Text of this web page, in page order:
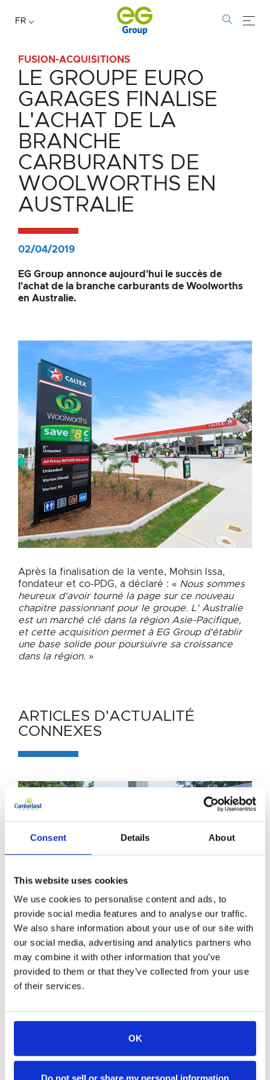
Consent Details About
This website uses cookies
We use cookies to personalise content and ads, to
provide social media features and to analyse our traffic.
We also share information about your use of our site with
our social media, advertising and analytics partners who
may combine it with other information that you’ve
provided to them or that they’ve collected from your use
of their services.
OK
Do not sell or share my personal information
FR
FUSION-ACQUISITIONS
Le
groupe
Euro
Garages
finalise
l'achat
de
branche
de
Woolworths
en
Australie
LE GROUPE EURO
GARAGES FINALISE
L'ACHAT DE LA
BRANCHE
CARBURANTS DE
WOOLWORTHS EN
AUSTRALIE
02/04/2019
EG Group annonce aujourd'hui le succès de
l'achat de la branche carburants de Woolworths
en Australie.
Après la finalisation de la vente, Mohsin Issa,
fondateur et co-PDG, a déclaré : « Nous sommes
heureux d'avoir tourné la page sur ce nouveau
chapitre passionnant pour le groupe. L' Australie
est un marché clé dans la région Asie-Pacifique,
et cette acquisition permet à EG Group d'établir
une base solide pour poursuivre sa croissance
dans la région. »
Articles
d'actualité
ARTICLES D'ACTUALITÉ
CONNEXES
FUSION-ACQUISITIONS
EG GROUP RACHETE BIENTÔT
34 STATIONS-SERVICE ET
EG Group (« EG » ou « la Société ») a le plaisir
d'annoncer la signature d'une convention d'achat
FUSION-ACQUISITIONS
EG GROUP ACQUIERT
COOPLANDS
04/10/2021
CS Food Group Holdings Limited ( « Cooplands »),
une entreprise de boulangerie. Cooplands
FUSION-ACQUISITIONS
EG GROUPE ACQUIERT 52
RESTAURANTS KFC
27/09/2021
d'annoncer l'acquisition de 52 restaurants
Kentucky Fried Chicken (KFC) au Royaume-Uni